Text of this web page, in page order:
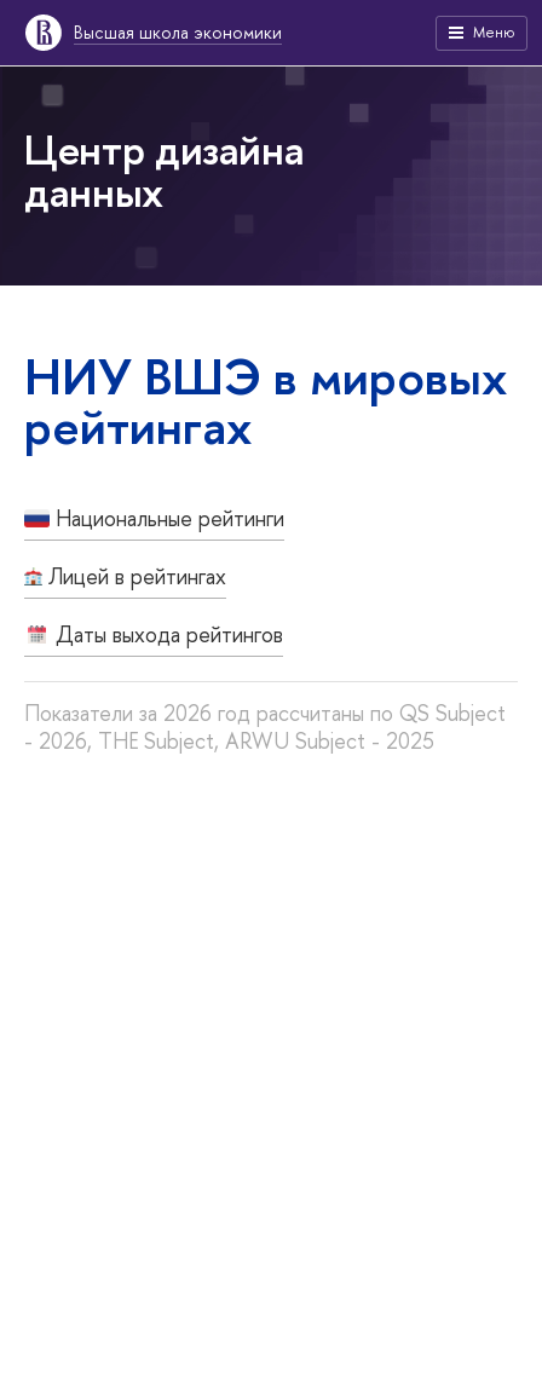
Высшая школа экономики Меню
Центр дизайна
данных
НИУ ВШЭ в мировых
рейтингах
Национальные рейтинги
Лицей в рейтингах
Даты выхода рейтингов
Показатели за 2026 год рассчитаны по QS Subject
- 2026, THE Subject, ARWU Subject - 2025